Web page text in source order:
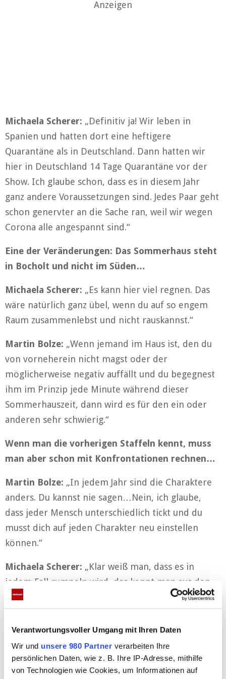
Verantwortungsvoller Umgang mit Ihren Daten
Wir und unsere 980 Partner verarbeiten Ihre
persönlichen Daten, wie z. B. Ihre IP-Adresse, mithilfe
von Technologien wie Cookies, um Informationen auf
Anzeigen
Michaela Scherer: „Definitiv ja! Wir leben in
Spanien und hatten dort eine heftigere
Quarantäne als in Deutschland. Dann hatten wir
hier in Deutschland 14 Tage Quarantäne vor der
Show. Ich glaube schon, dass es in diesem Jahr
ganz andere Voraussetzungen sind. Jedes Paar geht
schon genervter an die Sache ran, weil wir wegen
Corona alle angespannt sind.“
Eine der Veränderungen: Das Sommerhaus steht
in Bocholt und nicht im Süden…
Michaela Scherer: „Es kann hier viel regnen. Das
wäre natürlich ganz übel, wenn du auf so engem
Raum zusammenlebst und nicht rauskannst.“
Martin Bolze: „Wenn jemand im Haus ist, den du
von vorneherein nicht magst oder der
möglicherweise negativ auffällt und du begegnest
ihm im Prinzip jede Minute während dieser
Sommerhauszeit, dann wird es für den ein oder
anderen sehr schwierig.“
Wenn man die vorherigen Staffeln kennt, muss
man aber schon mit Konfrontationen rechnen…
Martin Bolze: „In jedem Jahr sind die Charaktere
anders. Du kannst nie sagen…Nein, ich glaube,
dass jeder Mensch unterschiedlich tickt und du
musst dich auf jeden Charakter neu einstellen
können.“
Michaela Scherer: „Klar weiß man, dass es in
jedem Fall rumpeln wird, das kennt man aus den
vorherigen Jahren. Aber es kommt ja auch darauf
an, wie man selbst damit umgeht. Jetzt würde ich
sagen, ich bin so bei mir, dass ich das ausblenden
kann. Aber wie es letztendlich wirklich ist – keine
Ahnung.“